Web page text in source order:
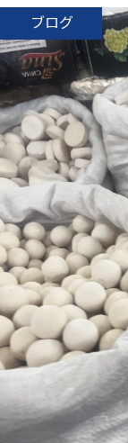
ブログ